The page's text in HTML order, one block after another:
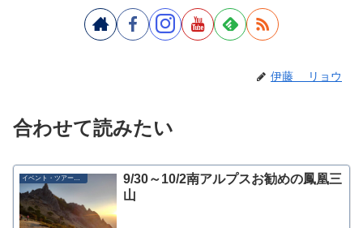
伊藤 リョウ
合わせて読みたい
9/30～10/2南アルプスお勧めの鳳凰三
山